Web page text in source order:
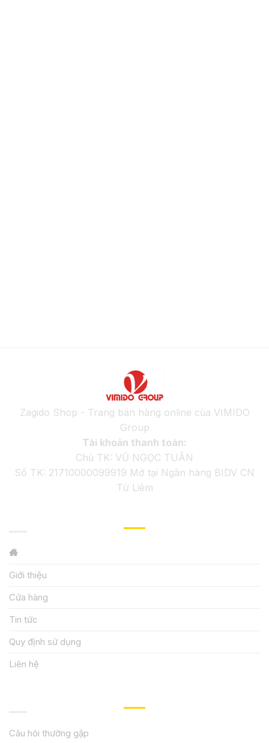
Zagido Shop - Trang bán hàng online của VIMIDO
Group
Tài khoản thanh toán:
Chủ TK: VŨ NGỌC TUÂN
Số TK: 21710000099919 Mở tại Ngân hàng BIDV CN
Từ Liêm
Giới thiệu
Cửa hàng
Tin tức
Quy định sử dụng
Liên hệ
Câu hỏi thường gặp